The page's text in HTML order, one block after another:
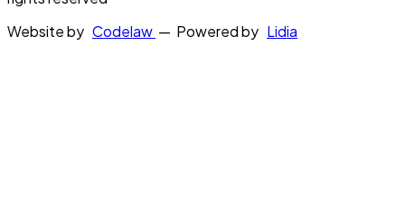
Website by Codelaw — Powered by Lidia